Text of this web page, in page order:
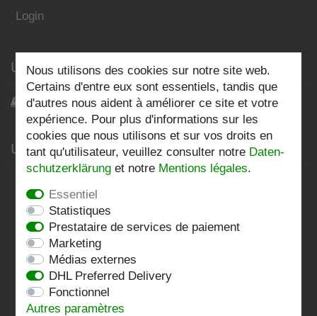
Login
Unser Blog
Blog
Unternehmen
AGB
Impressum
Kontakt
Folgen Sie uns:
Nous utilisons des cookies sur notre site web.
Certains d'entre eux sont essentiels, tandis que
d'autres nous aident à améliorer ce site et votre
expérience. Pour plus d'informations sur les
cookies que nous utilisons et sur vos droits en
tant qu'utilisateur, veuillez consulter notre Daten­
schutz­erklärung et notre Mentions légales.
Essentiel
Statistiques
Prestataire de services de paiement
Marketing
Médias externes
DHL Preferred Delivery
Fonctionnel
Autres paramètres